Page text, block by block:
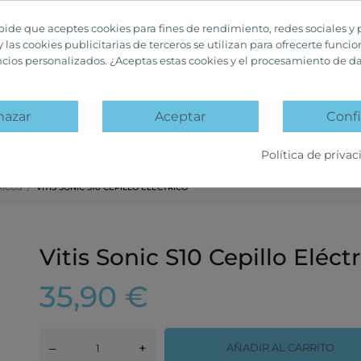
VITIS SONIC S10 CEPILLO ELÉCTRICO
Vitis Sonic S10 Cepillo
35,90 €
– + AÑADIR AL CARRITO
que aceptes cookies para fines de rendimiento, redes sociales y
las cookies publicitarias de terceros se utilizan para ofrecerte
personalizados. ¿Aceptas estas cookies y el procesamiento de
Aceptar
Política de